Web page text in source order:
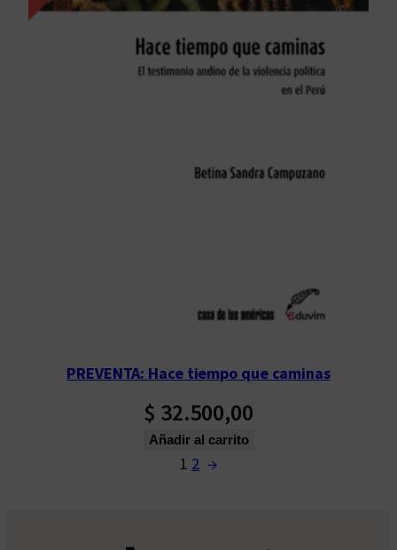
PREVENTA: Hace tiempo que caminas
$ 32.500,00
Añadir al carrito
1 2 →